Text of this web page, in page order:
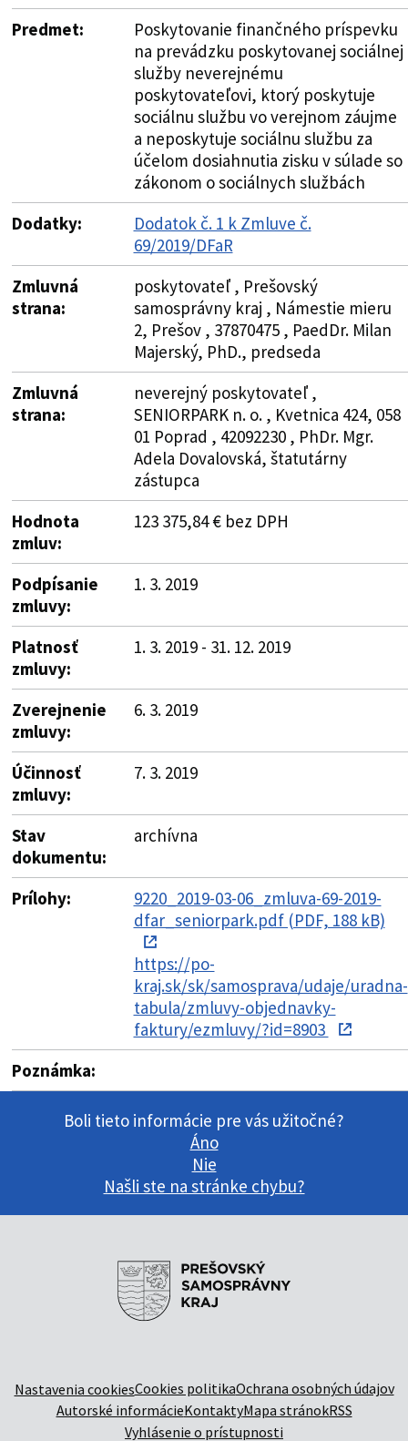
Predmet:
Poskytovanie finančného príspevku
na prevádzku poskytovanej sociálnej
služby neverejnému
poskytovateľovi, ktorý poskytuje
sociálnu službu vo verejnom záujme
a neposkytuje sociálnu službu za
účelom dosiahnutia zisku v súlade so
zákonom o sociálnych službách
Dodatky:
Dodatok č. 1 k Zmluve č.
69/2019/DFaR
Zmluvná
strana:
poskytovateľ , Prešovský
samosprávny kraj , Námestie mieru
2, Prešov , 37870475 , PaedDr. Milan
Majerský, PhD., predseda
Zmluvná
strana:
neverejný poskytovateľ ,
SENIORPARK n. o. , Kvetnica 424, 058
01 Poprad , 42092230 , PhDr. Mgr.
Adela Dovalovská, štatutárny
zástupca
Hodnota
zmluv:
123 375,84 € bez DPH
Podpísanie
zmluvy:
1. 3. 2019
Platnosť
zmluvy:
1. 3. 2019 - 31. 12. 2019
Zverejnenie
zmluvy:
6. 3. 2019
Účinnosť
zmluvy:
7. 3. 2019
Stav
dokumentu:
archívna
Prílohy:
9220_2019-03-06_zmluva-69-2019-
dfar_seniorpark.pdf (PDF, 188 kB)
https://po-
kraj.sk/sk/samosprava/udaje/uradna-
tabula/zmluvy-objednavky-
faktury/ezmluvy/?id=8903
Poznámka:
Boli tieto informácie pre vás užitočné?
Áno
Nie
Našli ste na stránke chybu?
Nastavenia cookiesCookies politikaOchrana osobných údajov
Autorské informácieKontaktyMapa stránokRSS
Vyhlásenie o prístupnosti